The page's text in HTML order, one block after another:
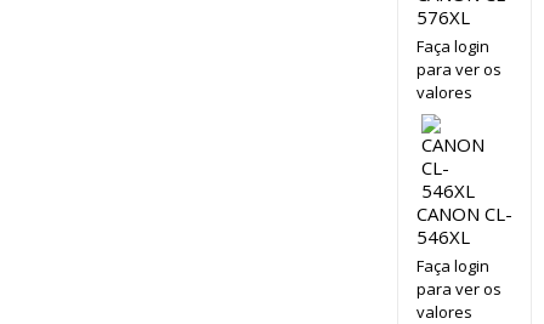
576XL
Faça login
para ver os
valores
CANON CL-
546XL
Faça login
para ver os
valores